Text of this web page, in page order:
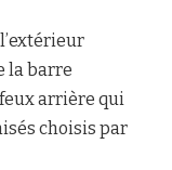
la barre
arrière qui
choisis par